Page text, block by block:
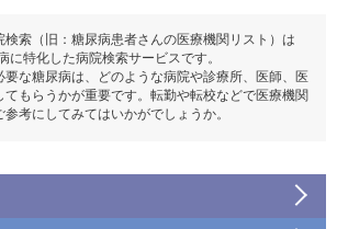
索（旧：糖尿病患者さんの医療機関リスト）は
に特化した病院検索サービスです。
な糖尿病は、どのような病院や診療所、医師、医
もらうかが重要です。転勤や転校などで医療機関
考にしてみてはいかがでしょうか。